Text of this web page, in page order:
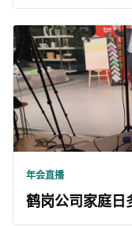
年会直播
鹤岗公司家庭日